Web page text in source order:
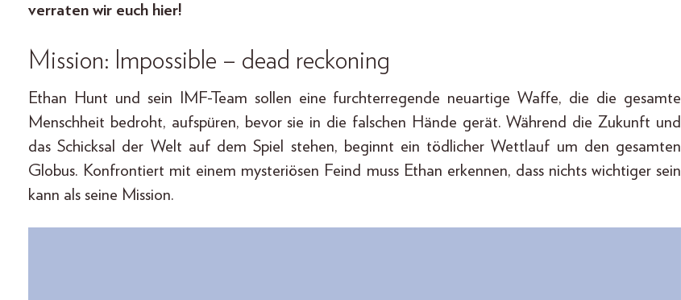
verraten wir euch hier!
Mission: Impossible – dead reckoning
Ethan Hunt und sein IMF-Team sollen eine furchterregende neuartige Waffe, die die gesamte
Menschheit bedroht, aufspüren, bevor sie in die falschen Hände gerät. Während die Zukunft und
das Schicksal der Welt auf dem Spiel stehen, beginnt ein tödlicher Wettlauf um den gesamten
Globus. Konfrontiert mit einem mysteriösen Feind muss Ethan erkennen, dass nichts wichtiger sein
kann als seine Mission.